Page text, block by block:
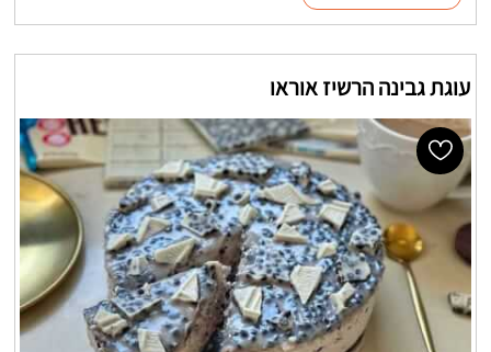
עוגת גבינה הרשיז אוראו